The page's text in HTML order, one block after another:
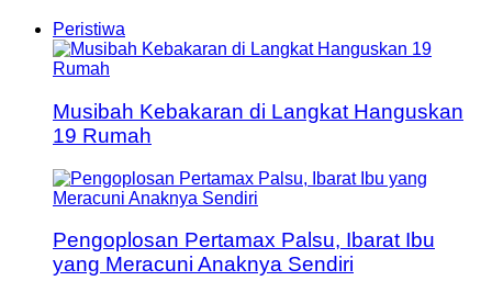
Peristiwa
Musibah Kebakaran di Langkat Hanguskan
19 Rumah
Pengoplosan Pertamax Palsu, Ibarat Ibu
yang Meracuni Anaknya Sendiri